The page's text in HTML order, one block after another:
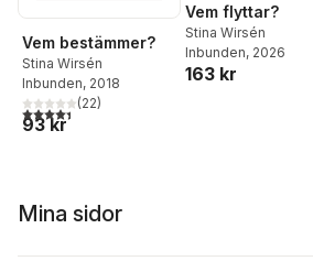
Vem bestämmer?
Stina Wirsén
Inbunden, 2018
4,4utav 5 stjärnor. Totalt antal röster:
(22)
93 kr
Vem flyttar?
Stina Wirsén
Inbunden, 2026
163 kr
Mina sidor